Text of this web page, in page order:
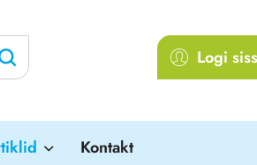
Logi
Kontakt